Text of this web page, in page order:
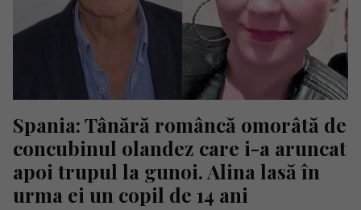
Spania: Tânără româncă omorâtă de
concubinul olandez care i-a aruncat
apoi trupul la gunoi. Alina lasă în
urma ei un copil de 14 ani